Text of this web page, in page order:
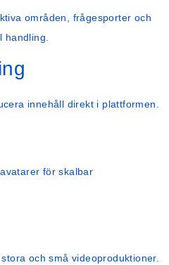
områden, frågesporter och
handling.
innehåll direkt i plattformen.
för skalbar
och små videoproduktioner.